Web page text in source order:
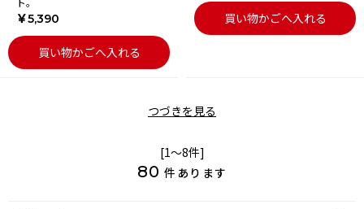
￥5,390
買い物かごへ入れる
買い物かごへ入れる
つづきを見る
[1～8件]
80 件あります